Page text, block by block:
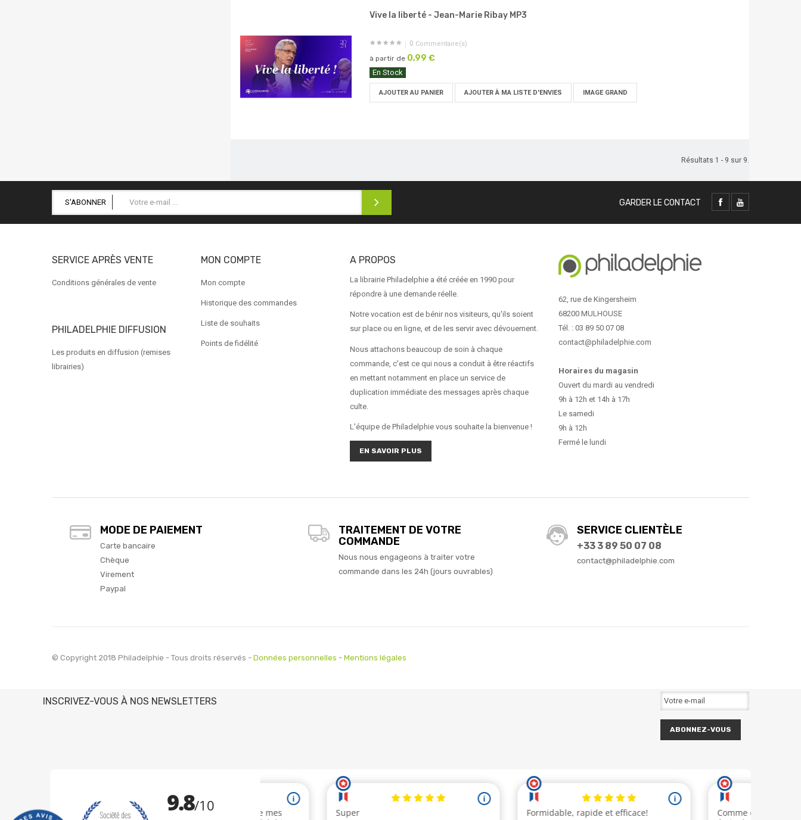
Vive la liberté - Jean-Marie Ribay MP3
0 Commentaire(s)
à partir de 0,99 €
En Stock
AJOUTER AU PANIER AJOUTER À MA LISTE D'ENVIES IMAGE GRAND
Résultats 1 - 9 sur 9.
S'ABONNER GARDER LE CONTACT
SERVICE APRÈS VENTE
Conditions générales de vente
PHILADELPHIE DIFFUSION
Les produits en diffusion (remises
librairies)
MON COMPTE
Mon compte
Historique des commandes
Liste de souhaits
Points de fidélité
A PROPOS
La librairie Philadelphie a été créée en 1990 pour
répondre à une demande réelle.
Notre vocation est de bénir nos visiteurs, qu'ils soient
sur place ou en ligne, et de les servir avec dévouement.
Nous attachons beaucoup de soin à chaque
commande, c'est ce qui nous a conduit à être réactifs
en mettant notamment en place un service de
duplication immédiate des messages après chaque
culte.
L'équipe de Philadelphie vous souhaite la bienvenue !
EN SAVOIR PLUS
62, rue de Kingersheim
68200 MULHOUSE
Tél. : 03 89 50 07 08
contact@philadelphie.com
Horaires du magasin
Ouvert du mardi au vendredi
9h à 12h et 14h à 17h
Le samedi
9h à 12h
Fermé le lundi
MODE DE PAIEMENT
Carte bancaire
Chèque
Virement
Paypal
TRAITEMENT DE VOTRE
COMMANDE
Nous nous engageons à traiter votre
commande dans les 24h (jours ouvrables)
SERVICE CLIENTÈLE
+33 3 89 50 07 08
contact@philadelphie.com
© Copyright 2018 Philadelphie - Tous droits réservés - Données personnelles - Mentions légales
INSCRIVEZ-VOUS À NOS NEWSLETTERS
ABONNEZ-VOUS